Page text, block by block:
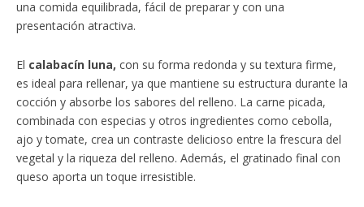
una comida equilibrada, fácil de preparar y con una
presentación atractiva.
El calabacín luna, con su forma redonda y su textura firme,
es ideal para rellenar, ya que mantiene su estructura durante la
cocción y absorbe los sabores del relleno. La carne picada,
combinada con especias y otros ingredientes como cebolla,
ajo y tomate, crea un contraste delicioso entre la frescura del
vegetal y la riqueza del relleno. Además, el gratinado final con
queso aporta un toque irresistible.